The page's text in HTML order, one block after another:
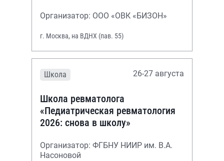
Организатор: ООО «ОВК «БИЗОН»
г. Москва, на ВДНХ (пав. 55)
Школа 26-27 августа
Школа ревматолога
«Педиатрическая ревматология
2026: снова в школу»
Организатор: ФГБНУ НИИР им. В.А.
Насоновой